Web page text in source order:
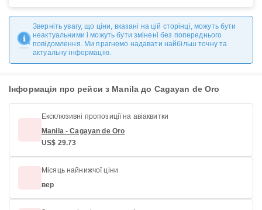
Зверніть увагу, що ціни, вказані на цій сторінці, можуть бути
неактуальними і можуть бути змінені без попереднього
повідомлення. Ми прагнемо надавати найбільш точну та
актуальну інформацію.
Інформація про рейси з Manila до Cagayan de Oro
Ексклюзивні пропозиції на авіаквитки
Manila - Cagayan de Oro
US$ 29.73
Місяць найнижчої ціни
вер